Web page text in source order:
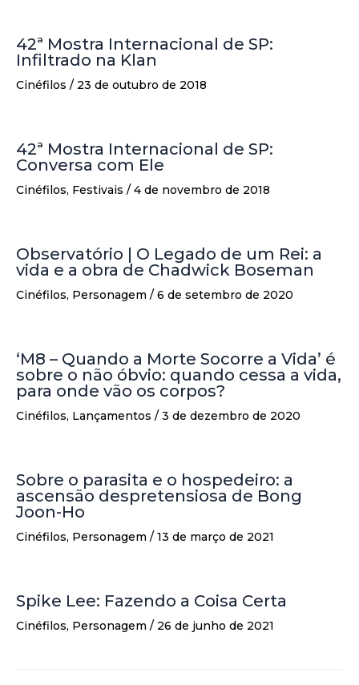
42ª Mostra Internacional de SP:
Infiltrado na Klan
Cinéfilos / 23 de outubro de 2018
42ª Mostra Internacional de SP:
Conversa com Ele
Cinéfilos, Festivais / 4 de novembro de 2018
Observatório | O Legado de um Rei: a
vida e a obra de Chadwick Boseman
Cinéfilos, Personagem / 6 de setembro de 2020
‘M8 – Quando a Morte Socorre a Vida’ é
sobre o não óbvio: quando cessa a vida,
para onde vão os corpos?
Cinéfilos, Lançamentos / 3 de dezembro de 2020
Sobre o parasita e o hospedeiro: a
ascensão despretensiosa de Bong
Joon-Ho
Cinéfilos, Personagem / 13 de março de 2021
Spike Lee: Fazendo a Coisa Certa
Cinéfilos, Personagem / 26 de junho de 2021